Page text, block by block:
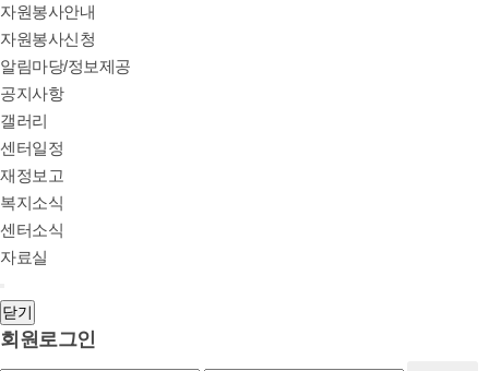
자원봉사안내
자원봉사신청
알림마당/정보제공
공지사항
갤러리
센터일정
재정보고
복지소식
센터소식
자료실
닫기
회원로그인